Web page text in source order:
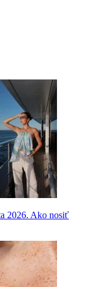
2026. Ako nosiť